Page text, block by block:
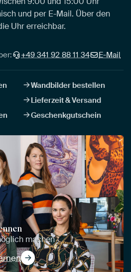
und per E-Mail. Über den
Uhr erreichbar.
+49 341 92 88 11 34 E-Mail
Wandbilder bestellen
Lieferzeit & Versand
Geschenkgutschein
machen